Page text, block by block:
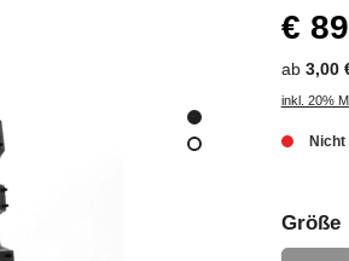
€
ab 3,00
inkl. 20%
Größe